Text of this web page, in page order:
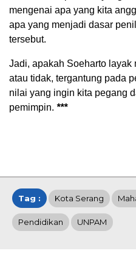
mengenai apa yang kita
apa yang menjadi dasar
tersebut.
Jadi, apakah Soeharto layak
atau tidak, tergantung pada
nilai yang ingin kita pegang
pemimpin. ***
Tag : Kota Serang
Pendidikan UNPAM